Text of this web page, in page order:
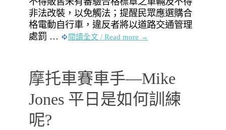
非法改裝，以免觸法；提醒民眾應選購合
格電動自行車，違反者將以道路交通管理
處罰 …
閱讀全文 / Read more →
摩托車賽車手—Mike
Jones 平日是如何訓練
呢?